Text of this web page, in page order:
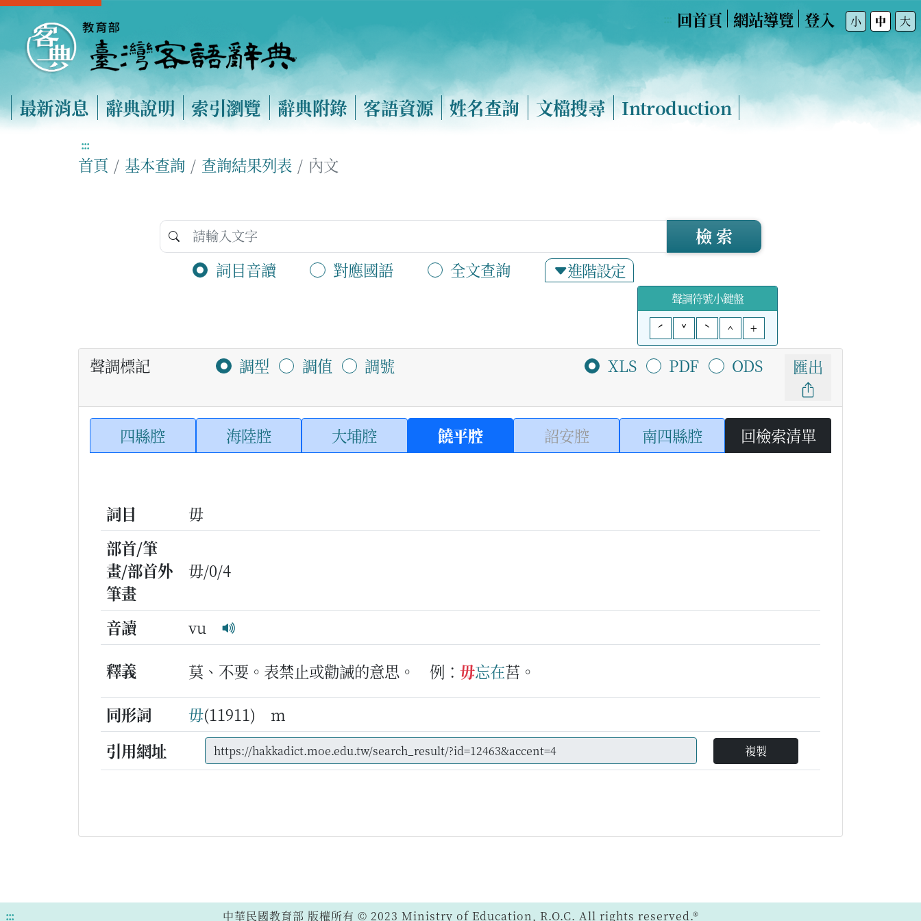
回首頁 網站導覽 登入 小 中 大
最新消息 辭典說明 索引瀏覽 辭典附錄 客語資源 姓名查詢 文檔搜尋 Introduction
:::
首頁 基本查詢 查詢結果列表 內文
詞目音讀 對應國語 全文查詢 進階設定
檢 索
聲調符號小鍵盤
ˊ
ˇ ˋ ^ +
聲調標記 調型 調值 調號 XLS PDF ODS 匯出
四縣腔 海陸腔 大埔腔 饒平腔 詔安腔 南四縣腔 回檢索清單
詞目
毋
部首/筆
畫/部首外
筆畫
毋/0/4
音讀
vu
釋義
莫、不要。表禁止或勸誡的意思。 例： 毋忘在莒。
同形詞
毋(11911) m
引用網址
複製
::: 中華民國教育部 版權所有 © 2023 Ministry of Education, R.O.C. All rights reserved.®